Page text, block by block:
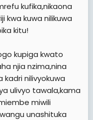
kufika,nikaona
kwa kuwa nilikuwa
kitu!
kupiga kwato
njia nzima,nina
nilivyokuwa
ulivyo tawala,kama
miwili
unashituka